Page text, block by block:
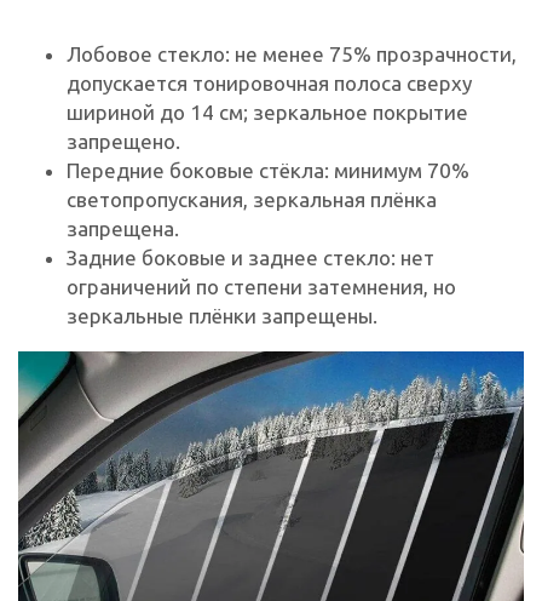
Лобовое стекло: не менее 75% прозрачности,
допускается тонировочная полоса сверху
шириной до 14 см; зеркальное покрытие
запрещено.
Передние боковые стёкла: минимум 70%
светопропускания, зеркальная плёнка
запрещена.
Задние боковые и заднее стекло: нет
ограничений по степени затемнения, но
зеркальные плёнки запрещены.